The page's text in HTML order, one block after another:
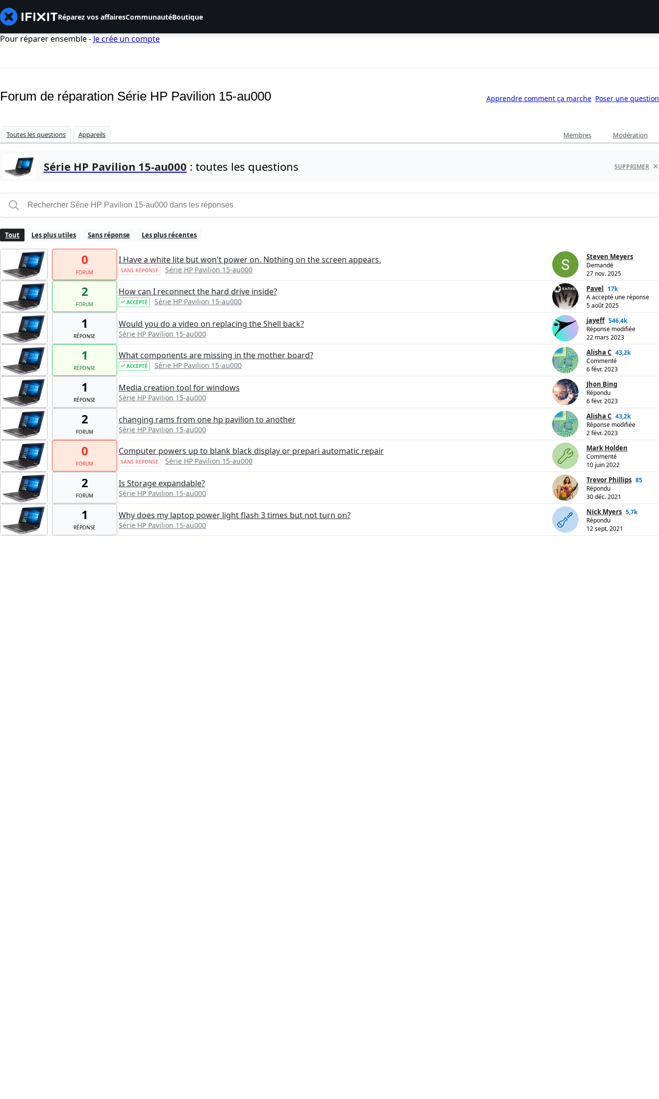
Réparez vos affairesCommunautéBoutique
Pour réparer ensemble - Je crée un compte
Forum de réparation Série HP Pavilion 15-au000 Apprendre comment ça marche Poser une question
Toutes les questions Appareils Membres Modération
Série HP Pavilion 15-au000 : toutes les questions SUPPRIMER
Tout Les plus utiles Sans réponse Les plus récentes
0
FORUM
I Have a white lite but won't power on. Nothing on the screen appears.
SANS RÉPONSE Série HP Pavilion 15-au000
Steven Meyers
Demandé
27 nov. 2025
2
FORUM
How can I reconnect the hard drive inside?
ACCEPTÉ Série HP Pavilion 15-au000
Pavel 17k
A accepté une réponse
5 août 2025
1
RÉPONSE
Would you do a video on replacing the Shell back?
Série HP Pavilion 15-au000
jayeff 546,4k
Réponse modifiée
22 mars 2023
1
RÉPONSE
What components are missing in the mother board?
ACCEPTÉ Série HP Pavilion 15-au000
Alisha C 43,2k
Commenté
6 févr. 2023
1
RÉPONSE
Media creation tool for windows
Série HP Pavilion 15-au000
Jhon Bing
Répondu
6 févr. 2023
2
FORUM
changing rams from one hp pavilion to another
Série HP Pavilion 15-au000
Alisha C 43,2k
Réponse modifiée
2 févr. 2023
0
FORUM
Computer powers up to blank black display or prepari automatic repair
SANS RÉPONSE Série HP Pavilion 15-au000
Mark Holden
Commenté
10 juin 2022
2
FORUM
Is Storage expandable?
Série HP Pavilion 15-au000
Trevor Phillips 85
Répondu
30 déc. 2021
1
RÉPONSE
Why does my laptop power light flash 3 times but not turn on?
Série HP Pavilion 15-au000
Nick Myers 5,7k
Répondu
12 sept. 2021